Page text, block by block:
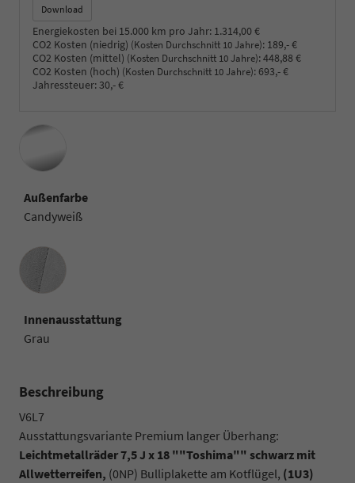
Download
Energiekosten bei 15.000 km pro Jahr: 1.314,00 €
CO2 Kosten (niedrig) (Kosten Durchschnitt 10 Jahre): 189,- €
CO2 Kosten (mittel) (Kosten Durchschnitt 10 Jahre):448,88 €
CO2 Kosten (hoch) (Kosten Durchschnitt 10 Jahre): 693,- €
Jahressteuer:30,- €
Außenfarbe
Candyweiß
Innenausstattung
Innenausstattung
Grau
Beschreibung
V6L7
Ausstattungsvariante Premium langer Überhang:
Leichtmetallräder 7,5 J x 18 ""Toshima"" schwarz mit
Allwetterreifen, (0NP) Bulliplakette am Kotflügel, (1U3)